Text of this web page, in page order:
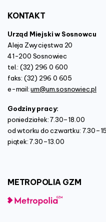
KONTAKT
Urząd Miejski w Sosnowcu
Aleja Zwycięstwa 20
41-200 Sosnowiec
tel.: (32) 296 0 600
faks: (32) 296 0 605
e-mail:um@um.sosnowiec.pl
Godziny pracy:
poniedziałek: 7.30–18.00
od wtorku do czwartku:
piątek: 7.30–13.00
METROPOLIA GZM